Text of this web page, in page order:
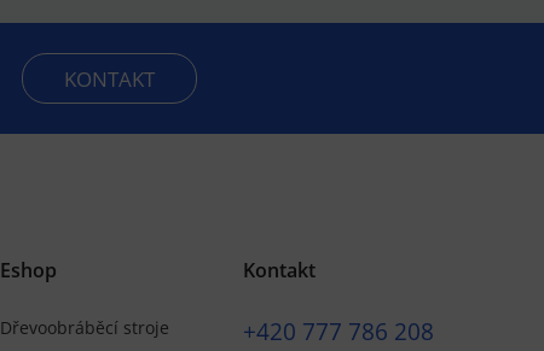
KONTAKT
Eshop
Dřevoobráběcí stroje
Kontakt
+420 777 786 208